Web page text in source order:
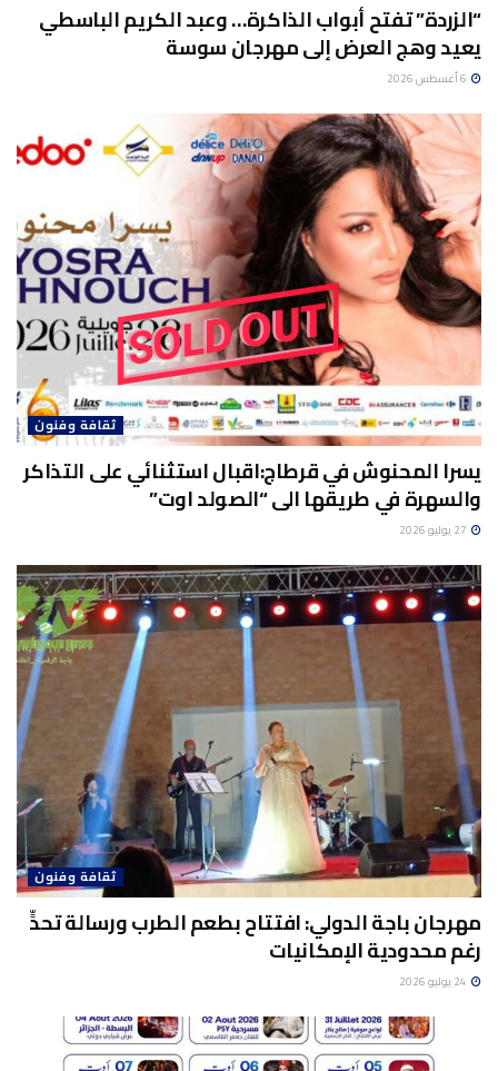
“الزردة” تفتح أبواب الذاكرة… وعبد الكريم الباسطي
يعيد وهج العرض إلى مهرجان سوسة
ثقافة وفنون
يسرا المحنوش في قرطاج:اقبال استثنائي على التذاكر
والسهرة في طريقها الى “الصولد اوت”
ثقافة وفنون
مهرجان باجة الدولي: افتتاح بطعم الطرب ورسالة تحدٍّ
رغم محدودية الإمكانيات